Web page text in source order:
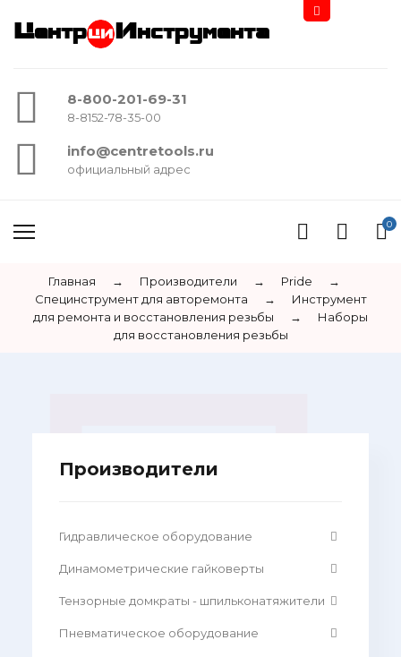
Центр Инструмента
8-800-201-69-31
8-8152-78-35-00
info@centretools.ru
официальный адрес
0
Главная → Производители → Pride
→
Специнструмент для авторемонта
→
Инструмент
для ремонта и восстановления резьбы
→
Наборы
для восстановления резьбы
Производители
Гидравлическое оборудование
Динамометрические гайковерты
Тензорные домкраты - шпильконатяжители
Пневматическое оборудование